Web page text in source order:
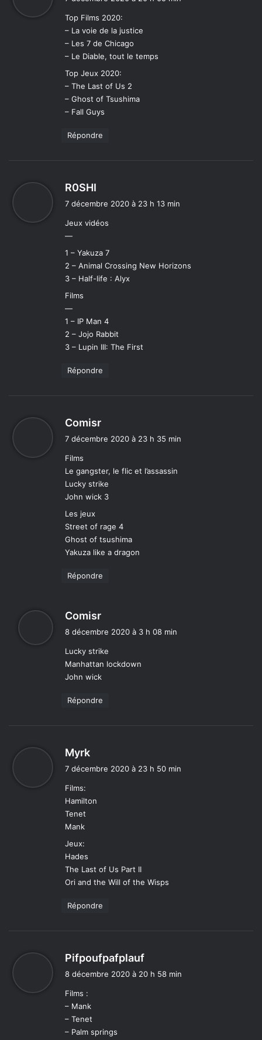
:
Top Films 2020:
– La voie de la justice
– Les 7 de Chicago
– Le Diable, tout le temps
Top Jeux 2020:
– The Last of Us 2
– Ghost of Tsushima
– Fall Guys
Répondre
R0SHI
7 décembre 2020 à 23 h 13 min
Jeux vidéos
—
1 – Yakuza 7
2 – Animal Crossing New Horizons
3 – Half-life : Alyx
Films
—
1 – IP Man 4
2 – Jojo Rabbit
3 – Lupin III: The First
Répondre
Comisr
:
7 décembre 2020 à 23 h 35 min
Films
Le gangster, le flic et l’assassin
Lucky strike
John wick 3
Les jeux
Street of rage 4
Ghost of tsushima
Yakuza like a dragon
Répondre
Comisr
:
8 décembre 2020 à 3 h 08 min
Lucky strike
Manhattan lockdown
John wick
Répondre
Myrk
:
7 décembre 2020 à 23 h 50 min
Films:
Hamilton
Tenet
Mank
Jeux:
Hades
The Last of Us Part II
Ori and the Will of the Wisps
Répondre
Pifpoufpafplauf
8 décembre 2020 à 20 h 58 min
Films :
– Mank
– Tenet
– Palm springs